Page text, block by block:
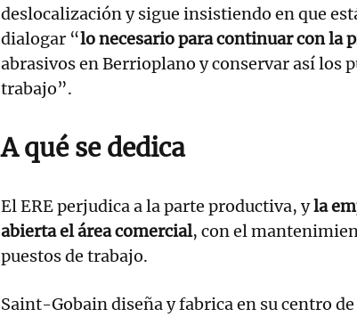
deslocalización y sigue insistiendo en que
dialogar “lo necesario para continuar con la
abrasivos en Berrioplano y conservar así los
trabajo”.
A qué se dedica
El ERE perjudica a la parte productiva, yla
abierta el área comercial, con el
puestos de trabajo.
Saint-Gobain diseña y fabrica en su centro